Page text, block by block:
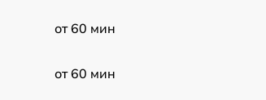
от 60 мин
от 60 мин